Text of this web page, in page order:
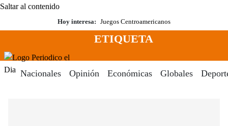
Saltar al contenido
Hoy interesa: Juegos Centroamericanos
Menú
ETIQUETA
Nacionales Opinión Económicas Globales